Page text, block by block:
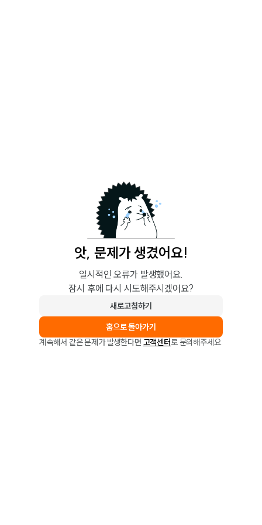
앗, 문제가 생겼어요!
일시적인 오류가 발생했어요.
잠시 후에 다시 시도해주시겠어요?
새로고침하기
홈으로 돌아가기
계속해서 같은 문제가 발생한다면 고객센터로 문의해주세요.